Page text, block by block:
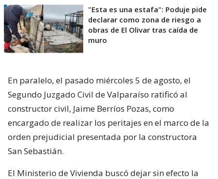
"Esta es una estafa": Poduje pide
declarar como zona de riesgo a
obras de El Olivar tras caída de
muro
En paralelo, el pasado miércoles 5 de agosto, el
Segundo Juzgado Civil de Valparaíso ratificó al
constructor civil, Jaime Berríos Pozas, como
encargado de realizar los peritajes en el marco de la
orden prejudicial presentada por la constructora
San Sebastián.
El Ministerio de Vivienda buscó dejar sin efecto la